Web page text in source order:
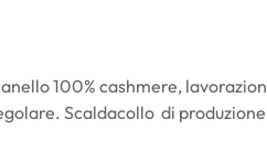
100% cashmere,
Scaldacollo di